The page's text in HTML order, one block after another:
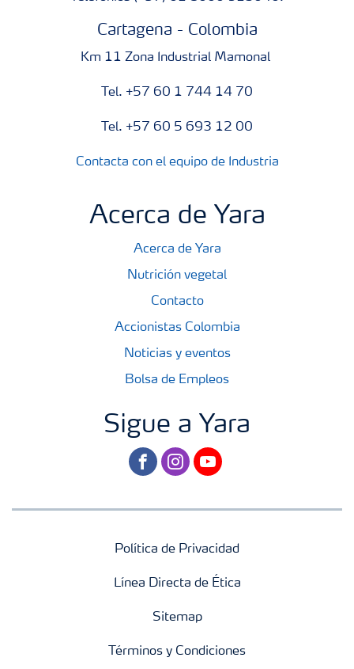
Cartagena - Colombia
Km 11 Zona Industrial Mamonal
Tel. +57 60 1 744 14 70
Tel. +57 60 5 693 12 00
Contacta con el equipo de Industria
Acerca de Yara
Acerca de Yara
Nutrición vegetal
Contacto
Accionistas Colombia
Noticias y eventos
Bolsa de Empleos
Sigue a Yara
facebookinstagram
youtube
Política de Privacidad
Línea Directa de Ética
Sitemap
Términos y Condiciones